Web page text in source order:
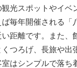
光スポットやイベ
毎年開催される「
距離です。また、
つろげ、長旅や出
はシンプルで落ち